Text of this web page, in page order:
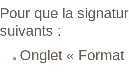
Pour que la
suivants :
Onglet « Format